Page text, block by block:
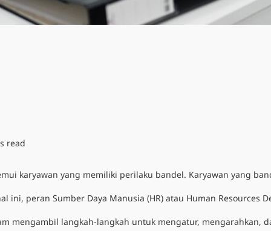
read
karyawan yang memiliki perilaku bandel. Karyawan yang
peran Sumber Daya Manusia (HR) atau Human Resources
mengambil langkah-langkah untuk mengatur,